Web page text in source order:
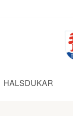
HALSDUKAR